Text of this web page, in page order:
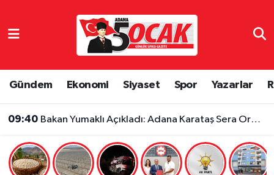
Gündem Ekonomi Siyaset Spor Yazarlar
09:40 Bakan Yumaklı Açıkladı: Adana Karataş Sera Organize Tarım Bölgesi Yıllık 100 Bin Ton Üretim Yapacak
Dünya
Eğitim
Adana Nöbetçi Eczaneler
Adana Trafik Yoğunluk Haritası
Süper Lig Puan Durumu ve Fikstür